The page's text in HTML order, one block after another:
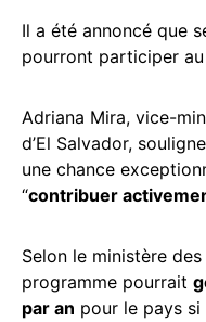
Il a été annoncé que
pourront participer
Adriana Mira, vice-
d’El Salvador,
une chance
“contribuer
Selon le ministère
programme pourrait
par an pour le pays